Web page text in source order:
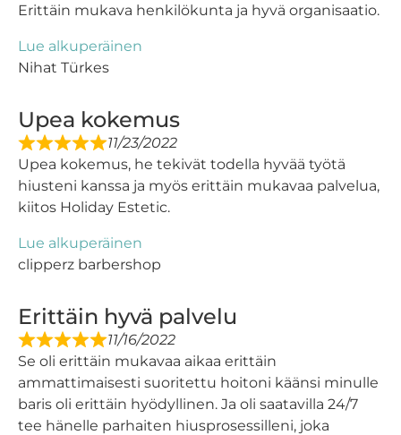
Erittäin mukava henkilökunta ja hyvä organisaatio.
Lue alkuperäinen
Nihat Türkes
Upea kokemus
11/23/2022
Upea kokemus, he tekivät todella hyvää työtä
hiusteni kanssa ja myös erittäin mukavaa palvelua,
kiitos Holiday Estetic.
Lue alkuperäinen
clipperz barbershop
Erittäin hyvä palvelu
11/16/2022
Se oli erittäin mukavaa aikaa erittäin
ammattimaisesti suoritettu hoitoni käänsi minulle
baris oli erittäin hyödyllinen. Ja oli saatavilla 24/7
tee hänelle parhaiten hiusprosessilleni, joka